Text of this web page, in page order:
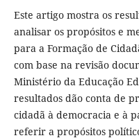
Este artigo mostra os
analisar os propósitos e
para a Formação de
com base na revisão
Ministério da Educação
resultados dão conta de
cidadã à democracia e à
referir a propósitos